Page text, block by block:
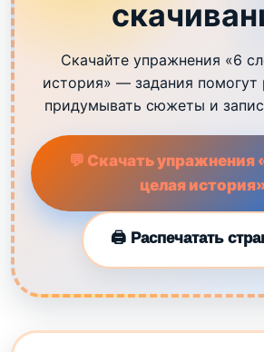
Скачайте упражнения «6
история» — задания помогут
придумывать сюжеты и
💬 Скачать упражнения
целая
🖨️ Распечатать